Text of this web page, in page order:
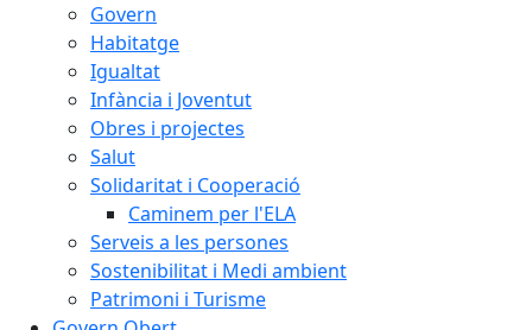
Govern
Habitatge
Igualtat
Infància i Joventut
Obres i projectes
Salut
Solidaritat i Cooperació
Caminem per l'ELA
Serveis a les persones
Sostenibilitat i Medi ambient
Patrimoni i Turisme